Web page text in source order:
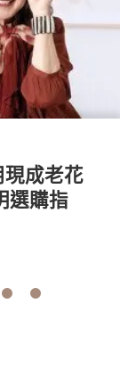
現成老花
選購指
8 9